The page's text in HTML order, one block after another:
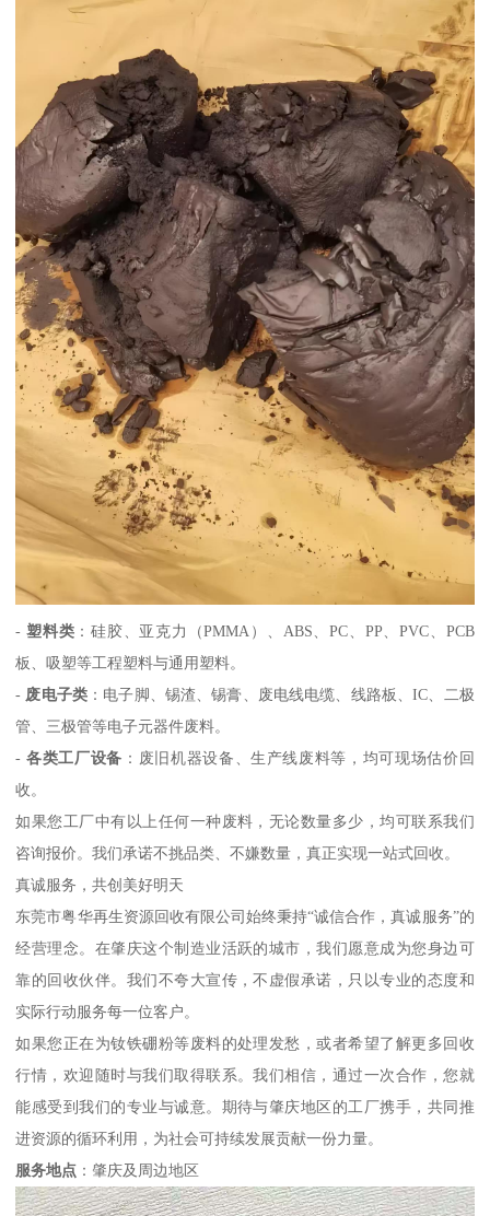
-塑料类 ：硅胶、亚克力（PMMA）、ABS、PC、PP、PVC、PCB
板、吸塑等工程塑料与通用塑料。
- 废电子类 ：电子脚、锡渣、锡膏、废电线电缆、线路板、IC、二极
管、三极管等电子元器件废料。
- 各类工厂设备 ：废旧机器设备、生产线废料等，均可现场估价回
收。
如果您工厂中有以上任何一种废料，无论数量多少，均可联系我们
咨询报价。我们承诺不挑品类、不嫌数量，真正实现一站式回收。
真诚服务，共创美好明天
东莞市粤华再生资源回收有限公司始终秉持“诚信合作，真诚服务”的
经营理念。在肇庆这个制造业活跃的城市，我们愿意成为您身边可
靠的回收伙伴。我们不夸大宣传，不虚假承诺，只以专业的态度和
实际行动服务每一位客户。
如果您正在为钕铁硼粉等废料的处理发愁，或者希望了解更多回收
行情，欢迎随时与我们取得联系。我们相信，通过一次合作，您就
能感受到我们的专业与诚意。期待与肇庆地区的工厂携手，共同推
进资源的循环利用，为社会可持续发展贡献一份力量。
服务地点 ：肇庆及周边地区